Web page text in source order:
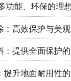
功能、环保的理
：高效保护与美
：提供全面保护
提升地面耐用性